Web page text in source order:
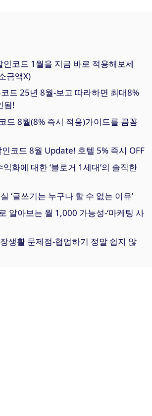
코드 1월을 지금 바로 적용해보세
금액X)
드 25년 8월-보고 따라하면 최대8%
됨!
드 8월(8% 즉시 적용)가이드를 꼼꼼
코드 8월 Update! 호텔 5% 즉시 OFF
화에 대한 ‘블로거 1세대’의 솔직한
‘글쓰기는 누구나 할 수 없는 이유’
알아보는 월 1,000 가능성-‘마케팅 사
생활 문제점-협업하기 정말 쉽지 않